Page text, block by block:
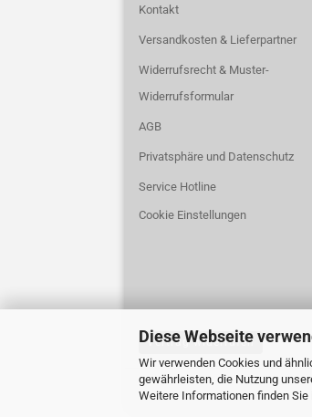
Diese Webseite
Wir verwenden Cookies und
gewährleisten, die Nutzung
Weitere Informationen finden Sie
Kontakt
Versandkosten & Lieferpartner
Widerrufsrecht & Muster-
Widerrufsformular
AGB
Privatsphäre und Datenschutz
Service Hotline
Cookie Einstellungen
Vertrag widerrufen